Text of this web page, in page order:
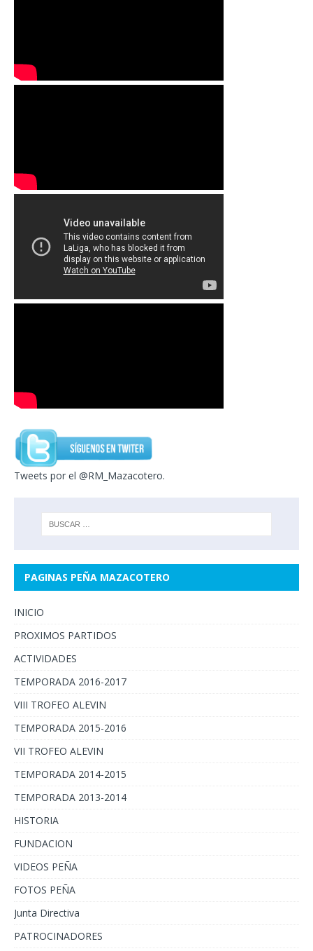
Tweets por el @RM_Mazacotero.
PAGINAS PEÑA MAZACOTERO
INICIO
PROXIMOS PARTIDOS
ACTIVIDADES
TEMPORADA 2016-2017
VIII TROFEO ALEVIN
TEMPORADA 2015-2016
VII TROFEO ALEVIN
TEMPORADA 2014-2015
TEMPORADA 2013-2014
HISTORIA
FUNDACION
VIDEOS PEÑA
FOTOS PEÑA
Junta Directiva
PATROCINADORES